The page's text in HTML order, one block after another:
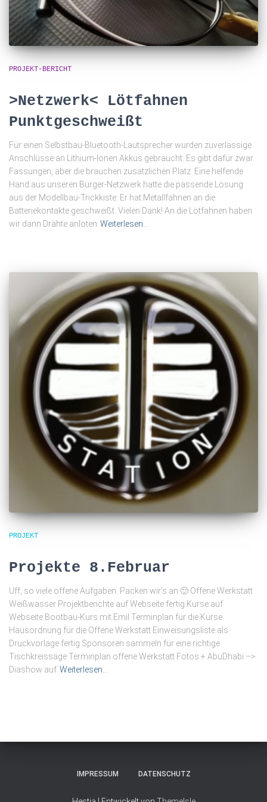
PROJEKT-BERICHT
>Netzwerk< Lötfahnen
Punktgeschweißt
Für einen Selbstbau-Bluetooth-Lautsprecher wurden zuverlässige
Anschlüsse an Lithium-Ionen Akkus gebraucht. Es gibt dafür zwar
Fassungen, aber die brauchen zusätzlichen Platz. Eine helfende
Hand aus unseren Bürger-Netzwerk hatte die passende Lösung
aus der Modellbau-Trickkiste: Er hat Metallfahnen an die
Batteriekontakte geschweißt. Vielen Dank! An die Lötfahnen haben
wir dann Drähte anlöten Weiterlesen…
PROJEKT
Projekte 8.Februar
Uff, so viele offene Aufgaben. Packen wir’s an 🙂 Offene Werkstatt
Weißwasser Projektberichte auf Webseite fertig Kurse auf
Webseite Bootbau-Kurs mit Emil Terminplan für die Kurse
Hausordnung für die Offene Werkstatt Einweisungsliste als
Druckvorlage fertig Sponsoren sammeln für eine richtige
Tischkreissäge Terminplan offene Werkstatt Fotos + AbuDhabi –>
Diashow auf Weiterlesen…
IMPRESSUM DATENSCHUTZ